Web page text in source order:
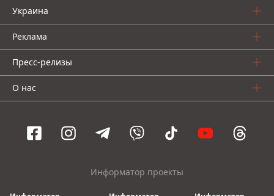
Украина
Реклама
Пресс-релизы
О нас
Информатор проекты